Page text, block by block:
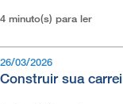
4 minuto(s) para ler
26/03/2026
Construir sua